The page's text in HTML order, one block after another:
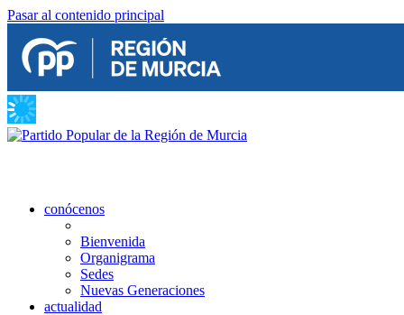
Pasar al contenido principal
conócenos
Bienvenida
Organigrama
Sedes
Nuevas Generaciones
actualidad